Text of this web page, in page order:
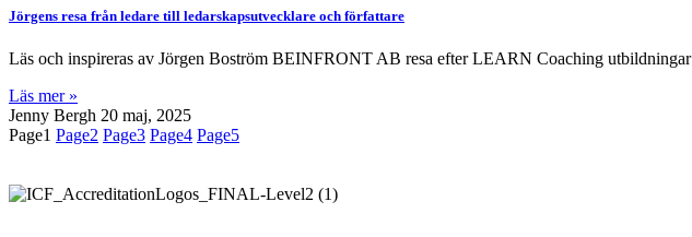
Jörgens resa från ledare till ledarskapsutvecklare och författare
Läs och inspireras av Jörgen Boström BEINFRONT AB resa efter LEARN Coaching
Läs mer »
Jenny Bergh 20 maj, 2025
Page1 Page2 Page3 Page4 Page5